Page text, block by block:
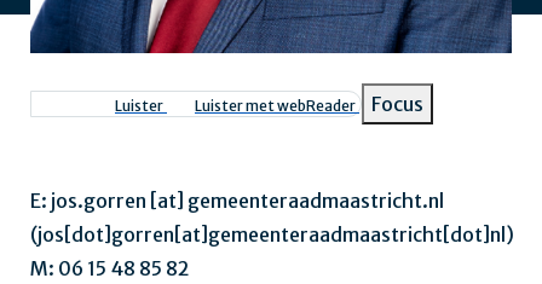
Luister Luister met webReader Focus
E: jos.gorren [at] gemeenteraadmaastricht.nl
(jos[dot]gorren[at]gemeenteraadmaastricht[dot]nl)
M: 06 15 48 85 82